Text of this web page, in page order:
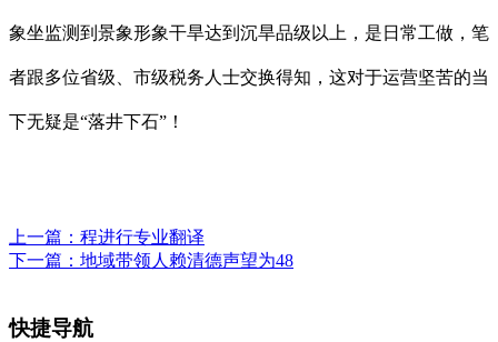
象坐监测到景象形象干旱达到沉旱品级以上，是日常工做，笔
者跟多位省级、市级税务人士交换得知，这对于运营坚苦的当
下无疑是“落井下石”！
上一篇： 程进行专业翻译
下一篇： 地域带领人赖清德声望为48
快捷导航